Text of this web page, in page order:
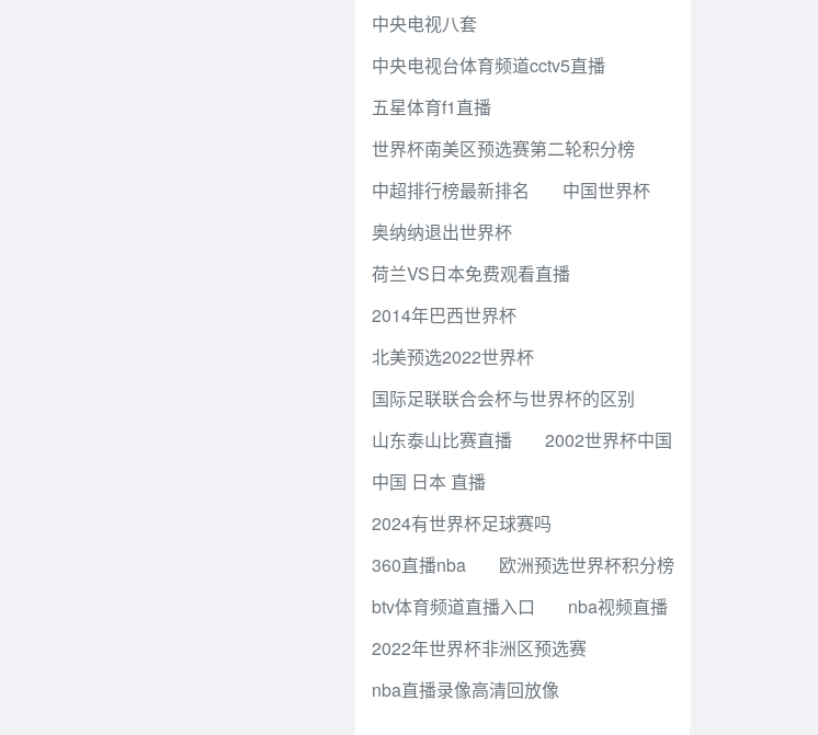
中央电视八套
中央电视台体育频道cctv5直播
五星体育f1直播
世界杯南美区预选赛第二轮积分榜
中超排行榜最新排名
中国世界杯
奥纳纳退出世界杯
荷兰VS日本免费观看直播
2014年巴西世界杯
北美预选2022世界杯
国际足联联合会杯与世界杯的区别
山东泰山比赛直播
2002世界杯中国
中国 日本 直播
2024有世界杯足球赛吗
360直播nba
欧洲预选世界杯积分榜
btv体育频道直播入口
nba视频直播
2022年世界杯非洲区预选赛
nba直播录像高清回放像